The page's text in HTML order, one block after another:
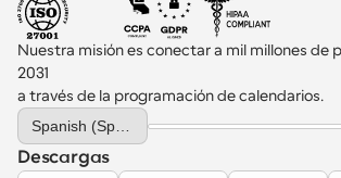
Nuestra misión es conectar a mil millones de
2031
a través de la programación de calendarios.
Select Language
Descargas